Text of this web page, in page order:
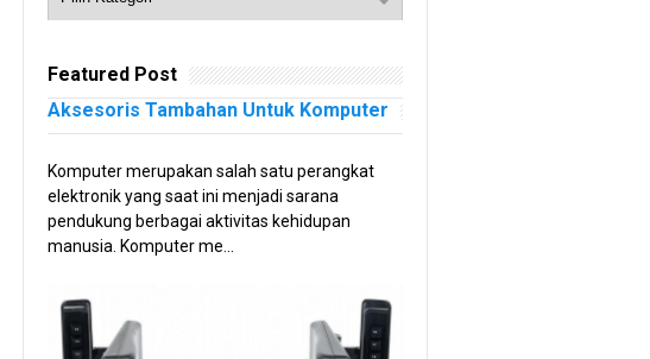
Featured Post
Aksesoris Tambahan Untuk Komputer
Komputer merupakan salah satu perangkat
elektronik yang saat ini menjadi sarana
pendukung berbagai aktivitas kehidupan
manusia. Komputer me...